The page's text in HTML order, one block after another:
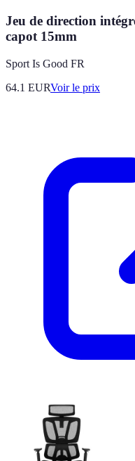
Jeu de direction
capot 15mm
Sport Is Good FR
64.1 EURVoir le prix